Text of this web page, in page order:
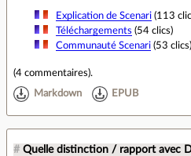
Explication de Scenari(113
Téléchargements (54 clics)
Communauté Scenari(53 clics)
(4 commentaires).
Markdown EPUB
# Quelle distinction / rapport avec